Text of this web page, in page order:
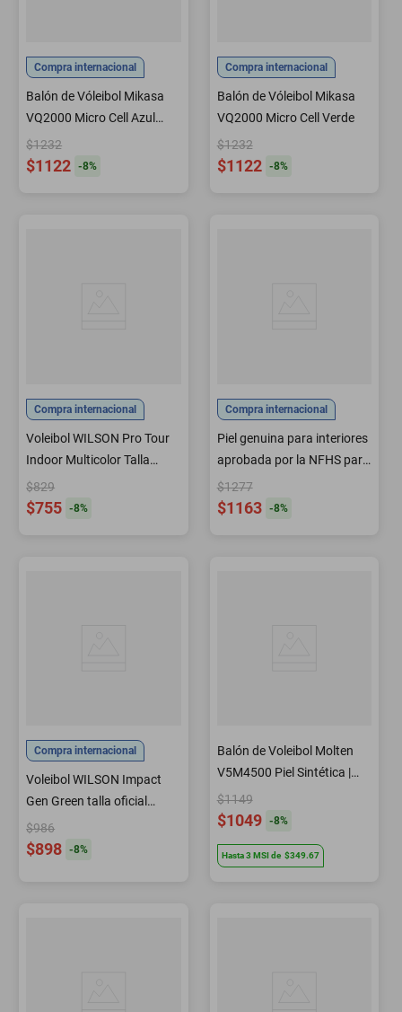
Compra internacional
Balón de Vóleibol Mikasa
VQ2000 Micro Cell Azul
Marino
$1232
$1122 -8%
Compra internacional
Balón de Vóleibol Mikasa
VQ2000 Micro Cell Verde
$1232
$1122 -8%
Compra internacional
Voleibol WILSON Pro Tour
Indoor Multicolor Talla
oficial
$829
$755 -8%
Compra internacional
Piel genuina para interiores
aprobada por la NFHS para
voleibol suave al tacto
suave al tacto
$1277
$1163 -8%
Compra internacional
Voleibol WILSON Impact
Gen Green talla oficial
azul/blanco
$986
$898 -8%
Balón de Voleibol Molten
V5M4500 Piel Sintética |
Sporta
$1149
$1049 -8%
Hasta3 MSIde $349.67